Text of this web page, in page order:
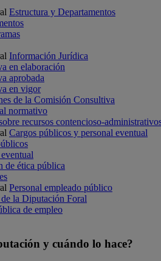
Estructura y Departamentos
Información Jurídica
en elaboración
aprobada
en vigor
de la Comisión Consultiva
normativo
recursos contencioso-
Cargos públicos y personal eventual
de ética pública
Personal empleado público
de la Diputación Foral
de empleo
y cuándo lo hace?